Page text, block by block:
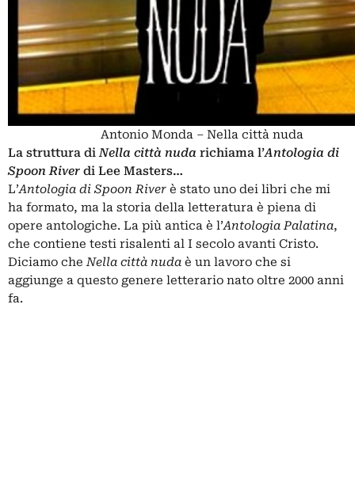
Antonio Monda – Nella città nuda
La struttura diNella città nuda richiama l’Antologia di
Spoon River di Lee Masters…
L’Antologia di Spoon River è stato uno dei libri che mi
ha formato, ma la storia della letteratura è piena di
opere antologiche. La più antica è l’Antologia Palatina,
che contiene testi risalenti al I secolo avanti Cristo.
Diciamo cheNella città nuda è un lavoro che si
aggiunge a questo genere letterario nato oltre 2000 anni
fa.